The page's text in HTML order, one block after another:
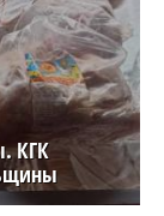
КГК